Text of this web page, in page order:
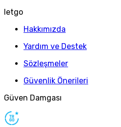
letgo
Hakkımızda
Yardım ve Destek
Sözleşmeler
Güvenlik Önerileri
Güven Damgası